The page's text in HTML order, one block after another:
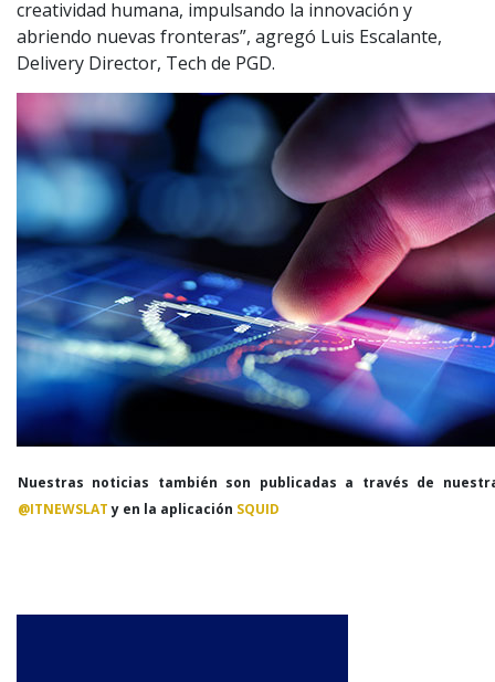
creatividad humana, impulsando la innovación y
abriendo nuevas fronteras”, agregó Luis Escalante,
Delivery Director, Tech de PGD.
Nuestras noticias también son publicadas a través de
@ITNEWSLATy en la aplicación SQUID